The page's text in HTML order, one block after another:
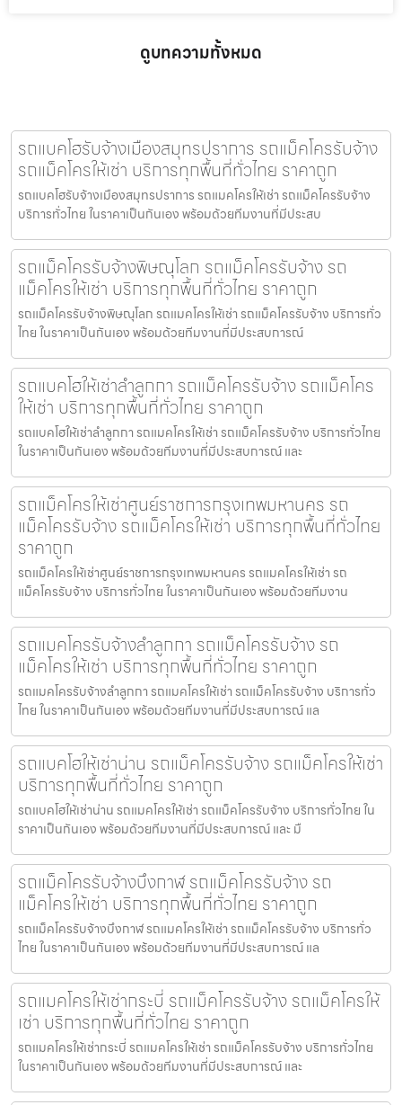
ดูบทความทั้งหมด
รถแบคโฮรับจ้างเมืองสมุทรปราการ รถแม็คโครรับจ้าง
รถแม็คโครให้เช่า บริการทุกพื้นที่ทั่วไทย ราคาถูก
รถแบคโฮรับจ้างเมืองสมุทรปราการ รถแมคโครให้เช่า รถแม็คโครรับจ้าง
บริการทั่วไทย ในราคาเป็นกันเอง พร้อมด้วยทีมงานที่มีประสบ
รถแม็คโครรับจ้างพิษณุโลก รถแม็คโครรับจ้าง รถ
แม็คโครให้เช่า บริการทุกพื้นที่ทั่วไทย ราคาถูก
รถแม็คโครรับจ้างพิษณุโลก รถแมคโครให้เช่า รถแม็คโครรับจ้าง บริการทั่ว
ไทย ในราคาเป็นกันเอง พร้อมด้วยทีมงานที่มีประสบการณ์
รถแบคโฮให้เช่าลำลูกกา รถแม็คโครรับจ้าง รถแม็คโคร
ให้เช่า บริการทุกพื้นที่ทั่วไทย ราคาถูก
รถแบคโฮให้เช่าลำลูกกา รถแมคโครให้เช่า รถแม็คโครรับจ้าง บริการทั่วไทย
ในราคาเป็นกันเอง พร้อมด้วยทีมงานที่มีประสบการณ์ และ
รถแม็คโครให้เช่าศูนย์ราชการกรุงเทพมหานคร รถ
แม็คโครรับจ้าง รถแม็คโครให้เช่า บริการทุกพื้นที่ทั่วไทย
ราคาถูก
รถแม็คโครให้เช่าศูนย์ราชการกรุงเทพมหานคร รถแมคโครให้เช่า รถ
แม็คโครรับจ้าง บริการทั่วไทย ในราคาเป็นกันเอง พร้อมด้วยทีมงาน
รถแมคโครรับจ้างลำลูกกา รถแม็คโครรับจ้าง รถ
แม็คโครให้เช่า บริการทุกพื้นที่ทั่วไทย ราคาถูก
รถแมคโครรับจ้างลำลูกกา รถแมคโครให้เช่า รถแม็คโครรับจ้าง บริการทั่ว
ไทย ในราคาเป็นกันเอง พร้อมด้วยทีมงานที่มีประสบการณ์ แล
รถแบคโฮให้เช่าน่าน รถแม็คโครรับจ้าง รถแม็คโครให้เช่า
บริการทุกพื้นที่ทั่วไทย ราคาถูก
รถแบคโฮให้เช่าน่าน รถแมคโครให้เช่า รถแม็คโครรับจ้าง บริการทั่วไทย ใน
ราคาเป็นกันเอง พร้อมด้วยทีมงานที่มีประสบการณ์ และ มื
รถแม็คโครรับจ้างบึงกาฬ รถแม็คโครรับจ้าง รถ
แม็คโครให้เช่า บริการทุกพื้นที่ทั่วไทย ราคาถูก
รถแม็คโครรับจ้างบึงกาฬ รถแมคโครให้เช่า รถแม็คโครรับจ้าง บริการทั่ว
ไทย ในราคาเป็นกันเอง พร้อมด้วยทีมงานที่มีประสบการณ์ แล
รถแมคโครให้เช่ากระบี่ รถแม็คโครรับจ้าง รถแม็คโครให้
เช่า บริการทุกพื้นที่ทั่วไทย ราคาถูก
รถแมคโครให้เช่ากระบี่ รถแมคโครให้เช่า รถแม็คโครรับจ้าง บริการทั่วไทย
ในราคาเป็นกันเอง พร้อมด้วยทีมงานที่มีประสบการณ์ และ